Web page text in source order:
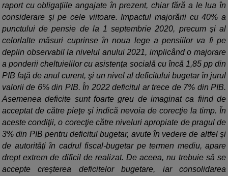
raport cu obligaţiile angajate în prezent, chiar fără a le lua în
considerare şi pe cele viitoare. Impactul majorării cu 40% a
punctului de pensie de la 1 septembrie 2020, precum şi al
celorlalte măsuri cuprinse în noua lege a pensiilor va fi pe
deplin observabil la nivelul anului 2021, implicând o majorare
a ponderii cheltuielilor cu asistenţa socială cu încă 1,85 pp din
PIB faţă de anul curent, şi un nivel al deficitului bugetar în jurul
valorii de 6% din PIB. În 2022 deficitul ar trece de 7% din PIB.
Asemenea deficite sunt foarte greu de imaginat ca fiind de
acceptat de către pieţe şi indică nevoia de corecţie la timp. În
aceste condiţii, o corecţie către niveluri apropiate de pragul de
3% din PIB pentru deficitul bugetar, avute în vedere de altfel şi
de autorităţi în cadrul fiscal-bugetar pe termen mediu, apare
drept extrem de dificil de realizat. De aceea, nu trebuie să se
accepte creşterea deficitelor bugetare, iar consolidarea